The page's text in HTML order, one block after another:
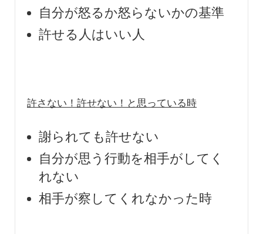
自分が怒るか怒らないかの基準
許せる人はいい人
許さない！許せない！と思っている時
謝られても許せない
自分が思う行動を相手がしてく
れない
相手が察してくれなかった時